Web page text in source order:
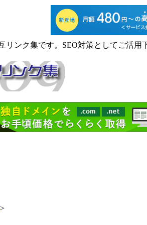
リンク集です。SEO対策としてご活用
>